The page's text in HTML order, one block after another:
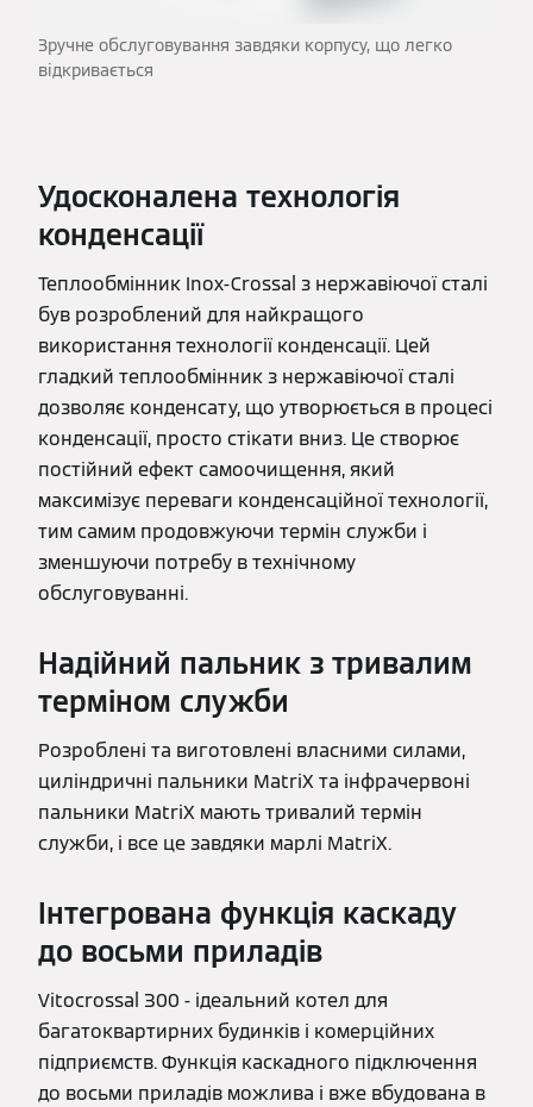
Зручне обслуговування завдяки корпусу, що легко
відкривається
Удосконалена технологія
конденсації
Теплообмінник Inox-Crossal з нержавіючої сталі
був розроблений для найкращого
використання технології конденсації. Цей
гладкий теплообмінник з нержавіючої сталі
дозволяє конденсату, що утворюється в процесі
конденсації, просто стікати вниз. Це створює
постійний ефект самоочищення, який
максимізує переваги конденсаційної технології,
тим самим продовжуючи термін служби і
зменшуючи потребу в технічному
обслуговуванні.
Надійний пальник з тривалим
терміном служби
Розроблені та виготовлені власними силами,
циліндричні пальники MatriX та інфрачервоні
пальники MatriX мають тривалий термін
служби, і все це завдяки марлі MatriX.
Інтегрована функція каскаду
до восьми приладів
Vitocrossal 300 - ідеальний котел для
багатоквартирних будинків і комерційних
підприємств. Функція каскадного підключення
до восьми приладів можлива і вже вбудована в